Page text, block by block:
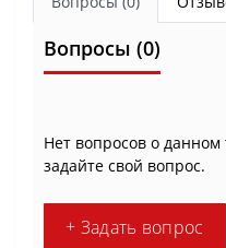
Вопросы (0)
Нет вопросов о
задайте свой вопрос.
+ Задать вопрос